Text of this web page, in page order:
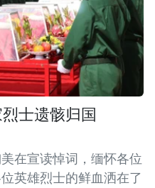
士遗骸归国
在宣读悼词，缅怀各位
英雄烈士的鲜血洒在了